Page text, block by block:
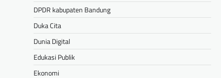
DPDR kabupaten Bandung
Duka Cita
Dunia Digital
Edukasi Publik
Ekonomi